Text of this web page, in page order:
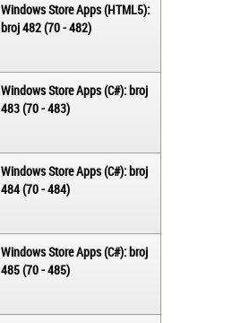
Windows Store Apps (HTML5):
broj 482 (70 - 482)
Windows Store Apps (C#): broj
483 (70 - 483)
Windows Store Apps (C#): broj
484 (70 - 484)
Windows Store Apps (C#): broj
485 (70 - 485)